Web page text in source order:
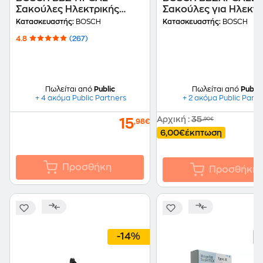
Σακούλες Ηλεκτρικής
Σκούπας
Κατασκευαστής: BOSCH
4.8 (267)
Πωλείται από Public
+ 4 ακόμα Public Partners
15,98€
Προσθήκη
Σακούλες για
Σκούπα
Κατασκευαστής: BOSCH
Πωλείται από Public
+ 2 ακόμα Public
Αρχική : 35,90€
6,00€έκπτωση
Προσθήκη
-14%